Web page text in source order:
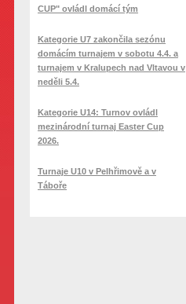
CUP" ovládl domácí tým
Kategorie U7 zakončila sezónu
domácím turnajem v sobotu 4.4. a
turnajem v Kralupech nad Vltavou v
neděli 5.4.
Kategorie U14: Turnov ovládl
mezinárodní turnaj Easter Cup
2026.
Turnaje U10 v Pelhřimově a v
Táboře